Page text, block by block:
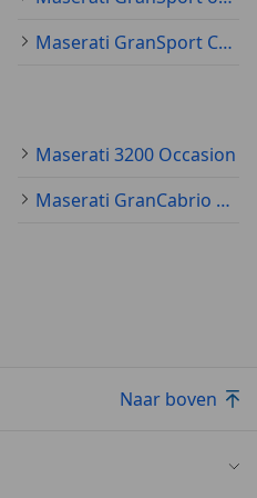
Maserati GranSport Coupé
Maserati 3200 Occasion
Maserati GranCabrio Occasion
Naar boven